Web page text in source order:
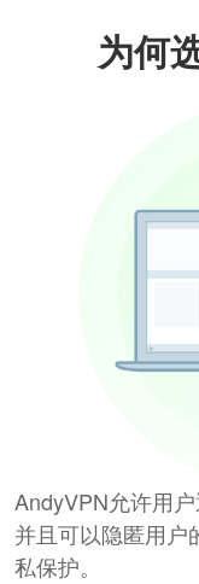
为何
AndyVPN允许用
并且可以隐匿用户
私保护。